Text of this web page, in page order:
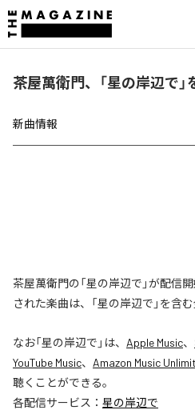
茶屋萬衛門、「星の岸辺で
新曲情報
茶屋萬衛門の「星の岸辺で」が配信
された楽曲は、「星の岸辺で」を含
なお「星の岸辺で 」は、 Apple Music、
YouTube Music、 Amazon Music
聴くことができる。
各配信サービス： 星の岸辺で